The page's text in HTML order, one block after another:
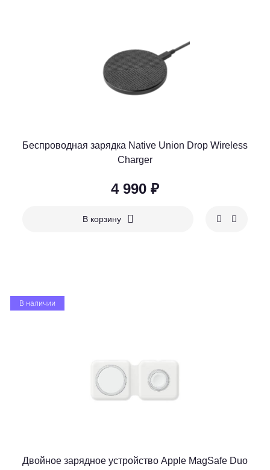
Беспроводная зарядка Native Union Drop Wireless
Charger
4 990 ₽
В корзину
В наличии
Двойное зарядное устройство Apple MagSafe Duo